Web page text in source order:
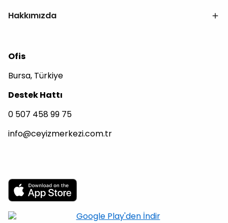
Hakkımızda
Ofis
Bursa, Türkiye
Destek Hattı
0 507 458 99 75
info@ceyizmerkezi.com.tr